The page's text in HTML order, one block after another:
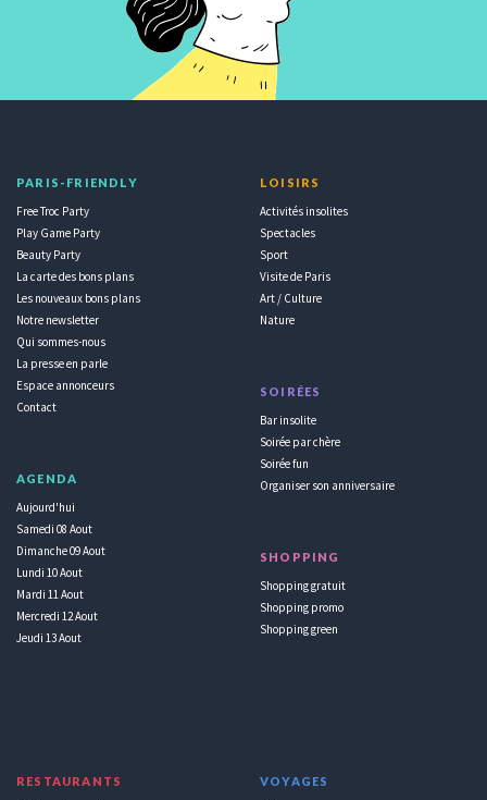
PARIS-FRIENDLY
Free Troc Party
Play Game Party
Beauty Party
La carte des bons plans
Les nouveaux bons plans
Notre newsletter
Qui sommes-nous
La presse en parle
Espace annonceurs
Contact
AGENDA
Aujourd'hui
Samedi 08 Aout
Dimanche 09 Aout
Lundi 10 Aout
Mardi 11 Aout
Mercredi 12 Aout
Jeudi 13 Aout
LOISIRS
Activités insolites
Spectacles
Sport
Visite de Paris
Art / Culture
Nature
SOIRÉES
Bar insolite
Soirée par chère
Soirée fun
Organiser son anniversaire
SHOPPING
Shopping gratuit
Shopping promo
Shopping green
RESTAURANTS VOYAGES